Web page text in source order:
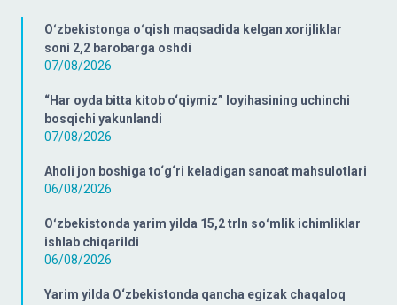
Oʻzbekistonga oʻqish maqsadida kelgan xorijliklar
soni 2,2 barobarga oshdi
07/08/2026
“Har oyda bitta kitob o‘qiymiz” loyihasining uchinchi
bosqichi yakunlandi
07/08/2026
Aholi jon boshiga to‘g‘ri keladigan sanoat mahsulotlari
06/08/2026
Oʻzbekistonda yarim yilda 15,2 trln soʻmlik ichimliklar
ishlab chiqarildi
06/08/2026
Yarim yilda O‘zbekistonda qancha egizak chaqaloq